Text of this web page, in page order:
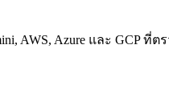
AWS, Azure และ GCP ที่